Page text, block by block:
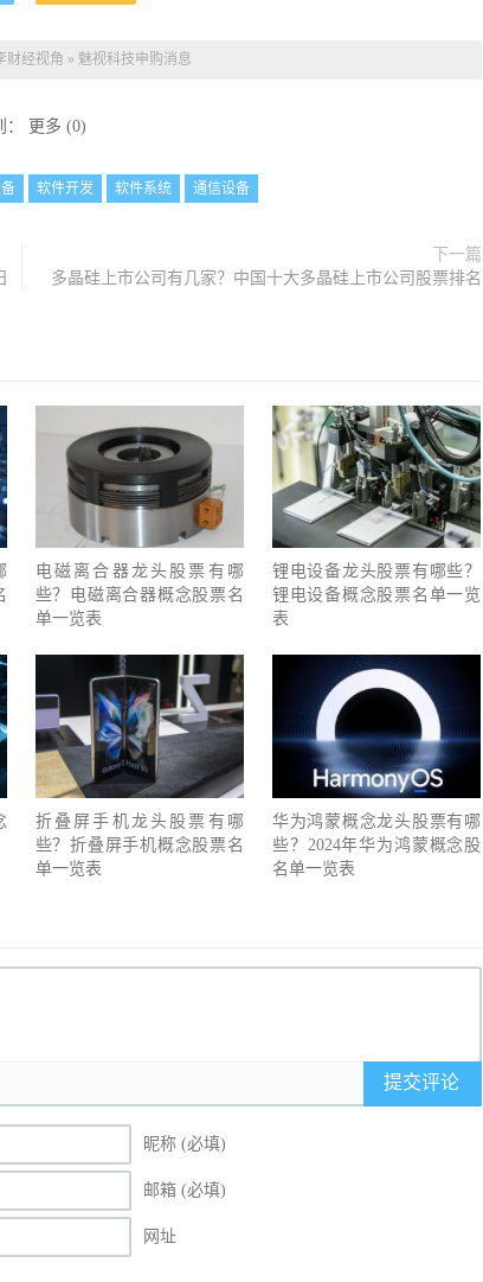
财经视角 » 魅视科技申购消息
更多 (0)
软件开发 软件系统 通信设备
下一篇
多晶硅上市公司有几家？中国十大多晶硅上市公司股票排名
电磁离合器龙头股票有哪
些？电磁离合器概念股票名
单一览表
锂电设备龙头股票有哪些？
锂电设备概念股票名单一览
表
折叠屏手机龙头股票有哪
些？折叠屏手机概念股票名
单一览表
华为鸿蒙概念龙头股票有哪
些？2024年华为鸿蒙概念股
名单一览表
提交评论
昵称 (必填)
邮箱 (必填)
网址